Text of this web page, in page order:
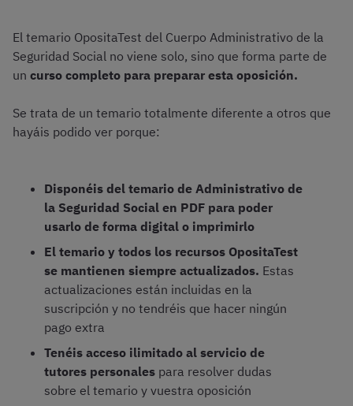
El temario OpositaTest del Cuerpo Administrativo de la
Seguridad Social no viene solo, sino que forma parte de
un curso completo para preparar esta oposición.
Se trata de un temario totalmente diferente a otros que
hayáis podido ver porque:
Disponéis del temario de Administrativo de
la Seguridad Social en PDF para poder
usarlo de forma digital o imprimirlo
El temario y todos los recursos OpositaTest
se mantienen siempre actualizados. Estas
actualizaciones están incluidas en la
suscripción y no tendréis que hacer ningún
pago extra
Tenéis acceso ilimitado al servicio de
tutores personales para resolver dudas
sobre el temario y vuestra oposición